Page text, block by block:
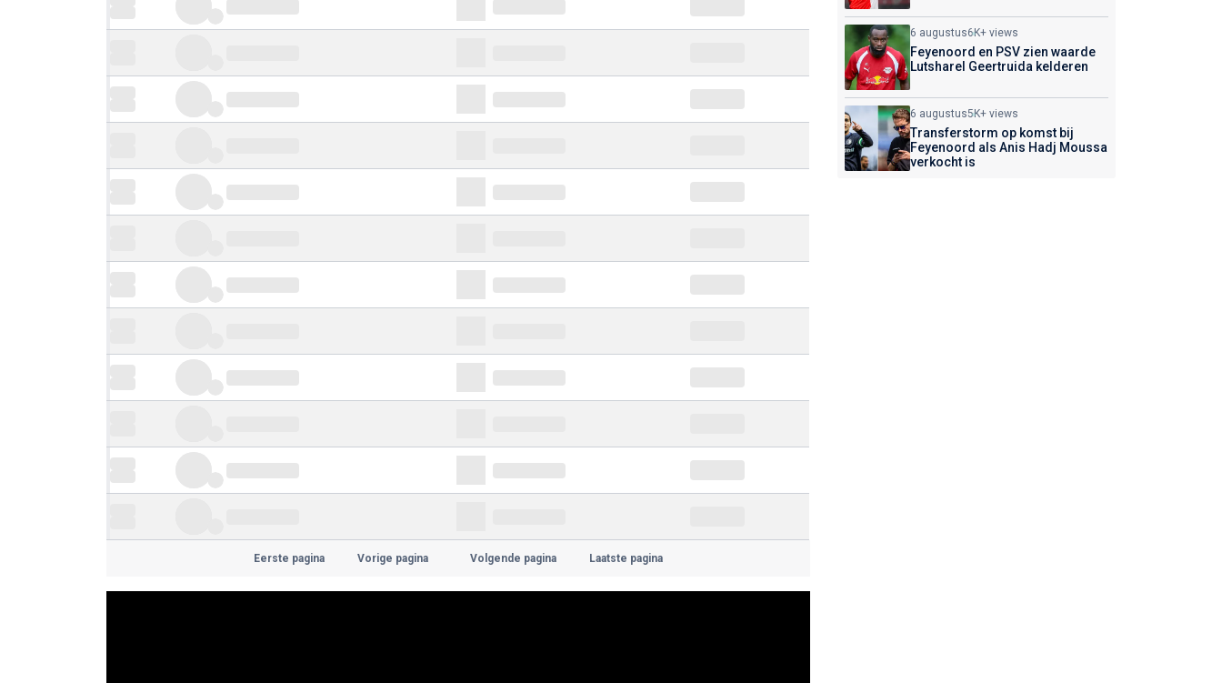
Eerste pagina Vorige pagina Volgende pagina Laatste pagina
6 augustus6K+ views
Feyenoord en PSV zien waarde
Lutsharel Geertruida kelderen
6 augustus5K+ views
Transferstorm op komst bij
Feyenoord als Anis Hadj Moussa
verkocht is